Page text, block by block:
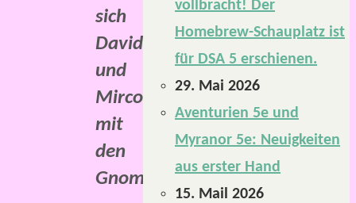
sich
David
und
Mirco
mit
den
Gnomen.
vollbracht! Der
Homebrew-Schauplatz ist
für DSA 5 erschienen.
29. Mai 2026
Aventurien 5e und
Myranor 5e: Neuigkeiten
aus erster Hand
15. Mail 2026